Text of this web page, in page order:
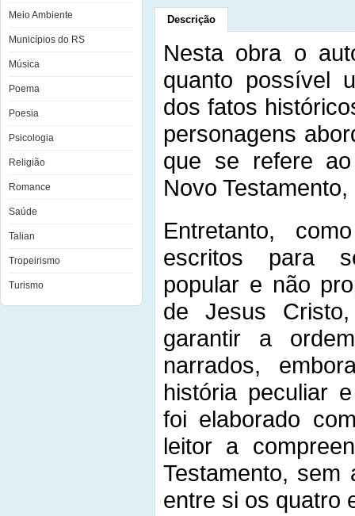
Meio Ambiente
Municípios do RS
Música
Poema
Poesia
Psicologia
Religião
Romance
Saúde
Talian
Tropeirismo
Turismo
Descrição
Nesta obra o
quanto possível
dos fatos
personagens
que se refere
Novo
Entretanto,
escritos para
popular e não
de Jesus
garantir a
narrados,
história peculiar
foi elaborado
leitor a
Testamento, sem
entre si os quatro